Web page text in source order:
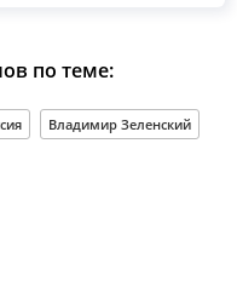
по теме:
Владимир Зеленский